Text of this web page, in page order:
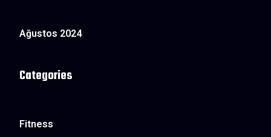
Ağustos 2024
Categories
Fitness